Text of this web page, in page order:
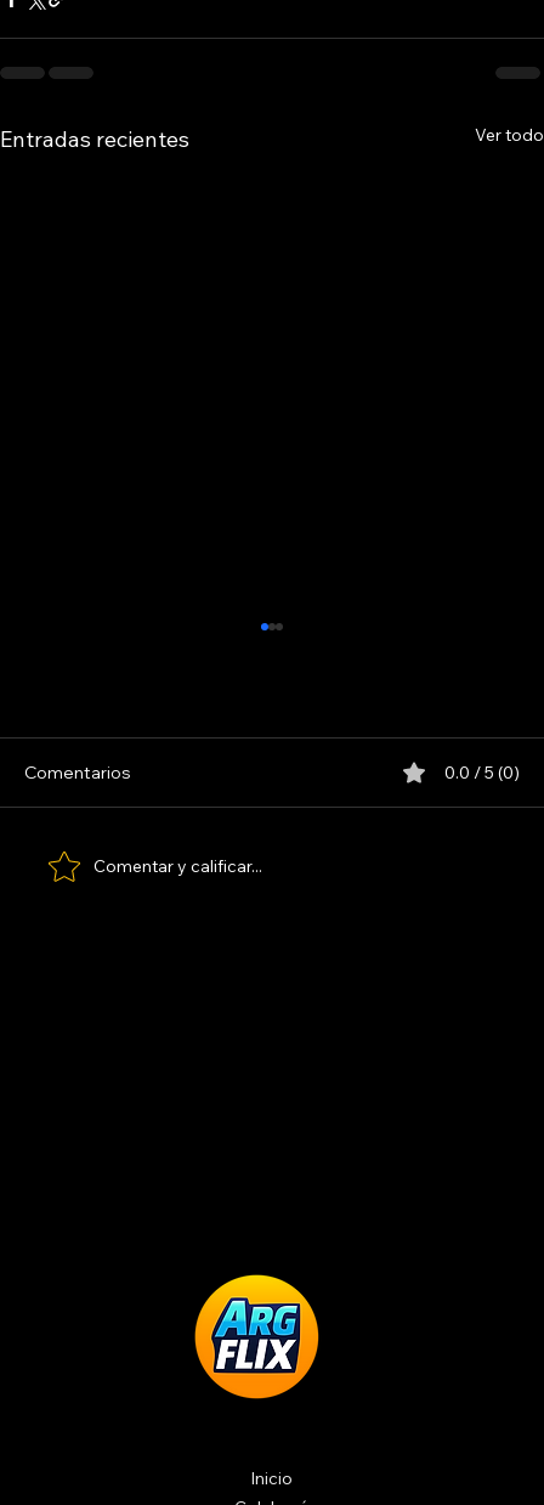
Entradas recientes Ver todo
Comentarios 0.0 / 5 (0)
Comentar y calificar...
Inicio